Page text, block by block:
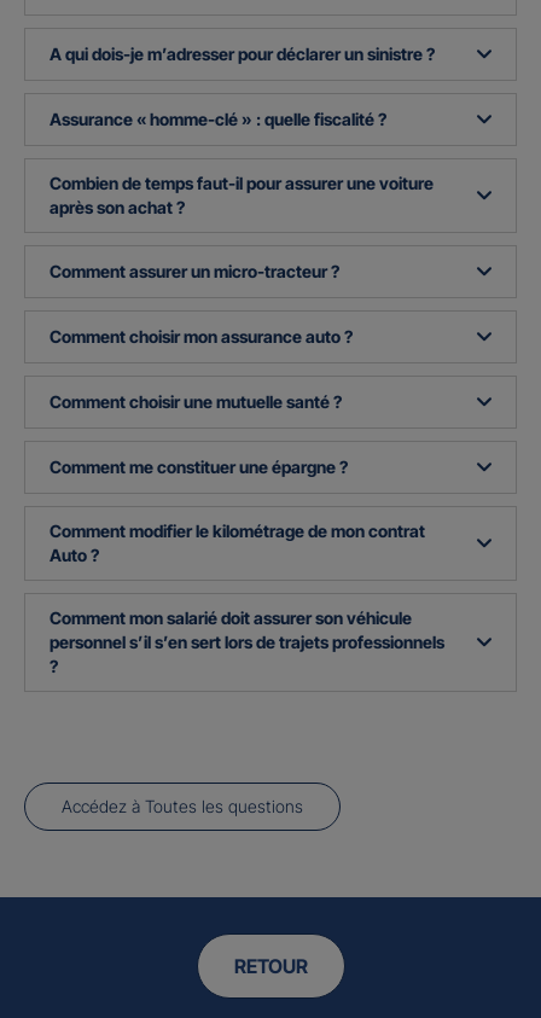
A qui dois-je m’adresser pour déclarer un sinistre ?
Assurance « homme-clé » : quelle fiscalité ?
Combien de temps faut-il pour assurer une voiture
après son achat ?
Comment assurer un micro-tracteur ?
Comment choisir mon assurance auto ?
Comment choisir une mutuelle santé ?
Comment me constituer une épargne ?
Comment modifier le kilométrage de mon contrat
Auto ?
Comment mon salarié doit assurer son véhicule
personnel s’il s’en sert lors de trajets professionnels
?
Accédez à Toutes les questions
RETOUR